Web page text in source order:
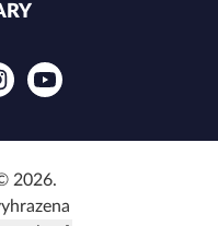
YouTube
2026.